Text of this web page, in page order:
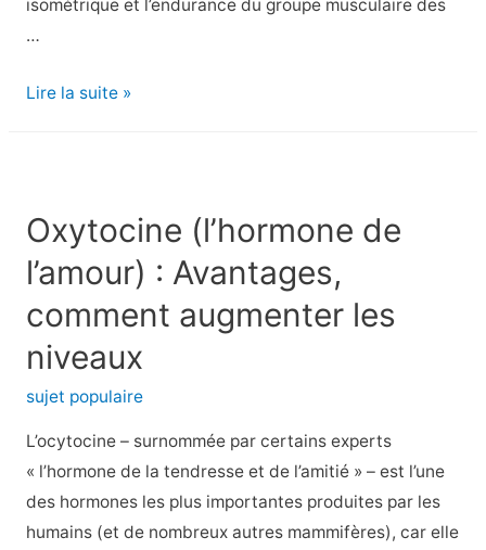
isométrique et l’endurance du groupe musculaire des
…
Comment
Sit
:
Techniques,
avantages
et
variations
Lire la suite »
Oxytocine (l’hormone de
l’amour) : Avantages,
comment augmenter les
niveaux
sujet populaire
L’ocytocine – surnommée par certains experts
« l’hormone de la tendresse et de l’amitié » – est l’une
des hormones les plus importantes produites par les
humains (et de nombreux autres mammifères), car elle